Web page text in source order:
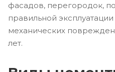
фасадов, перегородок,
правильной
механических
лет.